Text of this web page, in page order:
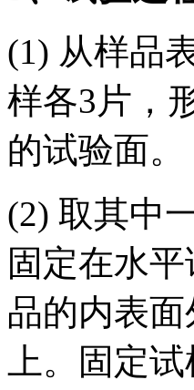
(1) 从样品
样各3片，
的试验面。
(2) 取其中
固定在水
品的内表
上。固定